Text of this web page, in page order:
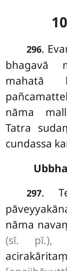
296.
bhagavā
mahatā
nāma
Tatra
cundassa
297.
nāma
(sī. pī.),